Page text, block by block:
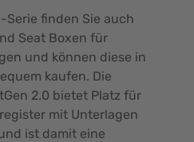
Serie finden Sie auch
Seat Boxen für
und können diese in
kaufen. Die
2.0 bietet Platz für
mit Unterlagen
ist damit eine